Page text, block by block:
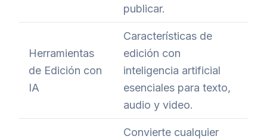
publicar.
Herramientas
de Edición con
IA
Características de
edición con
inteligencia artificial
esenciales para texto,
audio y video.
Convierte cualquier